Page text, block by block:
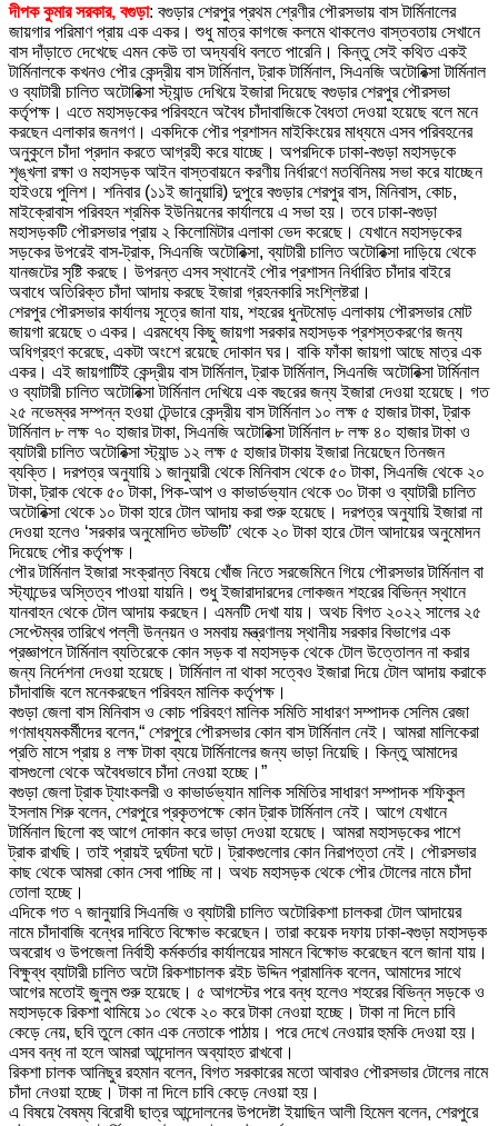
দীপক কুমার সরকার, বগুড়া: বগুড়ার শেরপুর প্রথম শ্রেণীর পৌরসভায় বাস টার্মিনালের
জায়গার পরিমাণ প্রায় এক একর। শুধু মাত্র কাগজে কলমে থাকলেও বাস্তবতায় সেখানে
বাস দাঁড়াতে দেখেছে এমন কেউ তা অদ্যবধি বলতে পারেনি। কিন্তু সেই কথিত একই
টার্মিনালকে কখনও পৌর কেন্দ্রীয় বাস টার্মিনাল, ট্রাক টার্মিনাল, সিএনজি অটোরিক্সা টার্মিনাল
ও ব্যাটারী চালিত অটোরিক্সা স্ট্যান্ড দেখিয়ে ইজারা দিয়েছে বগুড়ার শেরপুর পৌরসভা
কর্তৃপক্ষ। এতে মহাসড়কের পরিবহনে অবৈধ চাঁদাবাজিকে বৈধতা দেওয়া হয়েছে বলে মনে
করছেন এলাকার জনগণ। একদিকে পৌর প্রশাসন মাইকিংয়ের মাধ্যমে এসব পরিবহনের
অনুকুলে চাঁদা প্রদান করতে আগ্রহী করে যাচ্ছে। অপরদিকে ঢাকা-বগুড়া মহাসড়কে
শৃঙ্খলা রক্ষা ও মহাসড়ক আইন বাস্তবায়নে করণীয় নির্ধারণে মতবিনিময় সভা করে যাচ্ছেন
হাইওয়ে পুলিশ। শনিবার (১১ই জানুয়ারি) দুপুরে বগুড়ার শেরপুর বাস, মিনিবাস, কোচ,
মাইক্রোবাস পরিবহন শ্রমিক ইউনিয়নের কার্যালয়ে এ সভা হয়। তবে ঢাকা-বগুড়া
মহাসড়কটি পৌরসভার প্রায় ২ কিলোমিটার এলাকা ভেদ করেছে। যেখানে মহাসড়কের
সড়কের উপরেই বাস-ট্রাক, সিএনজি অটোরিক্সা, ব্যাটারী চালিত অটোরিক্সা দাড়িয়ে থেকে
যানজটের সৃষ্টি করছে। উপরন্ত এসব স্থানেই পৌর প্রশাসন নির্ধারিত চাঁদার বাইরে
অবাধে অতিরিক্ত চাঁদা আদায় করছে ইজারা গ্রহনকারি সংশ্লিষ্টরা।
শেরপুর পৌরসভার কার্যালয় সূত্রে জানা যায়, শহরের ধুনটমোড় এলাকায় পৌরসভার মোট
জায়গা রয়েছে ৩ একর। এরমধ্যে কিছু জায়গা সরকার মহাসড়ক প্রশস্তকরণের জন্য
অধিগ্রহণ করেছে, একটা অংশে রয়েছে দোকান ঘর। বাকি ফাঁকা জায়গা আছে মাত্র এক
একর। এই জায়গাটিই কেন্দ্রীয় বাস টার্মিনাল, ট্রাক টার্মিনাল, সিএনজি অটোরিক্সা টার্মিনাল
ও ব্যাটারী চালিত অটোরিক্সা টার্মিনাল দেখিয়ে এক বছরের জন্য ইজারা দেওয়া হয়েছে। গত
২৫ নভেম্বর সম্পন্ন হওয়া টেন্ডারে কেন্দ্রীয় বাস টার্মিনাল ১০ লক্ষ ৫ হাজার টাকা, ট্রাক
টার্মিনাল ৮ লক্ষ ৭০ হাজার টাকা, সিএনজি অটোরিক্সা টার্মিনাল ৮ লক্ষ ৪০ হাজার টাকা ও
ব্যাটারী চালিত অটোরিক্সা স্ট্যান্ড ১২ লক্ষ ৫ হাজার টাকায় ইজারা নিয়েছেন তিনজন
ব্যক্তি। দরপত্র অনুযায়ি ১ জানুয়ারী থেকে মিনিবাস থেকে ৫০ টাকা, সিএনজি থেকে ২০
টাকা, ট্রাক থেকে ৫০ টাকা, পিক-আপ ও কাভার্ডভ্যান থেকে ৩০ টাকা ও ব্যাটারী চালিত
অটোরিক্সা থেকে ১০ টাকা হারে টোল আদায় করা শুরু হয়েছে। দরপত্র অনুযায়ি ইজারা না
দেওয়া হলেও ‘সরকার অনুমোদিত ভটভটি’ থেকে ২০ টাকা হারে টোল আদায়ের অনুমোদন
দিয়েছে পৌর কর্তৃপক্ষ।
পৌর টার্মিনাল ইজারা সংক্রান্ত বিষয়ে খোঁজ নিতে সরজেমিনে গিয়ে পৌরসভার টার্মিনাল বা
স্ট্যান্ডের অস্তিত্ব পাওয়া যায়নি। শুধু ইজারাদারদের লোকজন শহরের বিভিন্ন স্থানে
যানবাহন থেকে টোল আদায় করছেন। এমনটি দেখা যায়। অথচ বিগত ২০২২ সালের ২৫
সেপ্টেম্বর তারিখে পল্লী উন্নয়ন ও সমবায় মন্ত্রণালয় স্থানীয় সরকার বিভাগের এক
প্রজ্ঞাপনে টার্মিনাল ব্যতিরেকে কোন সড়ক বা মহাসড়ক থেকে টোল উত্তোলন না করার
জন্য নির্দেশনা দেওয়া হয়েছে। টার্মিনাল না থাকা সত্বেও ইজারা দিয়ে টোল আদায় করাকে
চাঁদাবাজি বলে মনেকরছেন পরিবহন মালিক কর্তৃপক্ষ।
বগুড়া জেলা বাস মিনিবাস ও কোচ পরিবহণ মালিক সমিতি সাধারণ সম্পাদক সেলিম রেজা
গণমাধ্যমকর্মীদের বলেন,“ শেরপুরে পৌরসভার কোন বাস টার্মিনাল নেই। আমরা মালিকেরা
প্রতি মাসে প্রায় ৪ লক্ষ টাকা ব্যয়ে টার্মিনালের জন্য ভাড়া নিয়েছি। কিন্তু আমাদের
বাসগুলো থেকে অবৈধভাবে চাঁদা নেওয়া হচ্ছে।”
বগুড়া জেলা ট্রাক ট্যাংকলরী ও কাভার্ডভ্যান মালিক সমিতির সাধারণ সম্পাদক শফিকুল
ইসলাম শিরু বলেন, শেরপুরে প্রকৃতপক্ষে কোন ট্রাক টার্মিনাল নেই। আগে যেখানে
টার্মিনাল ছিলো বহু আগে দোকান করে ভাড়া দেওয়া হয়েছে। আমরা মহাসড়কের পাশে
ট্রাক রাখছি। তাই প্রায়ই দুর্ঘটনা ঘটে। ট্রাকগুলোর কোন নিরাপত্তা নেই। পৌরসভার
কাছ থেকে আমরা কোন সেবা পাচ্ছি না। অথচ মহাসড়ক থেকে পৌর টোলের নামে চাঁদা
তোলা হচ্ছে।
এদিকে গত ৭ জানুয়ারি সিএনজি ও ব্যাটারী চালিত অটোরিকশা চালকরা টোল আদায়ের
নামে চাঁদাবাজি বন্ধের দাবিতে বিক্ষোভ করেছেন। তারা কয়েক দফায় ঢাকা-বগুড়া মহাসড়ক
অবরোধ ও উপজেলা নির্বাহী কর্মকর্তার কার্যালয়ের সামনে বিক্ষোভ করেছেন বলে জানা যায়।
বিক্ষুব্ধ ব্যাটারী চালিত অটো রিকশাচালক রইচ উদ্দিন প্রামানিক বলেন, আমাদের সাথে
আগের মতোই জুলুম শুরু হয়েছে। ৫ আগস্টের পরে বন্ধ হলেও শহরের বিভিন্ন সড়কে ও
মহাসড়কে রিকশা থামিয়ে ১০ থেকে ২০ করে টাকা নেওয়া হচ্ছে। টাকা না দিলে চাবি
কেড়ে নেয়, ছবি তুলে কোন এক নেতাকে পাঠায়। পরে দেখে নেওয়ার হুমকি দেওয়া হয়।
এসব বন্ধ না হলে আমরা আন্দোলন অব্যাহত রাখবো।
রিকশা চালক আনিছুর রহমান বলেন, বিগত সরকারের মতো আবারও পৌরসভার টোলের নামে
চাঁদা নেওয়া হচ্ছে। টাকা না দিলে চাবি কেড়ে নেওয়া হয়।
এ বিষয়ে বৈষম্য বিরোধী ছাত্র আন্দোলনের উপদেষ্টা ইয়াছিন আলী হিমেল বলেন, শেরপুরে